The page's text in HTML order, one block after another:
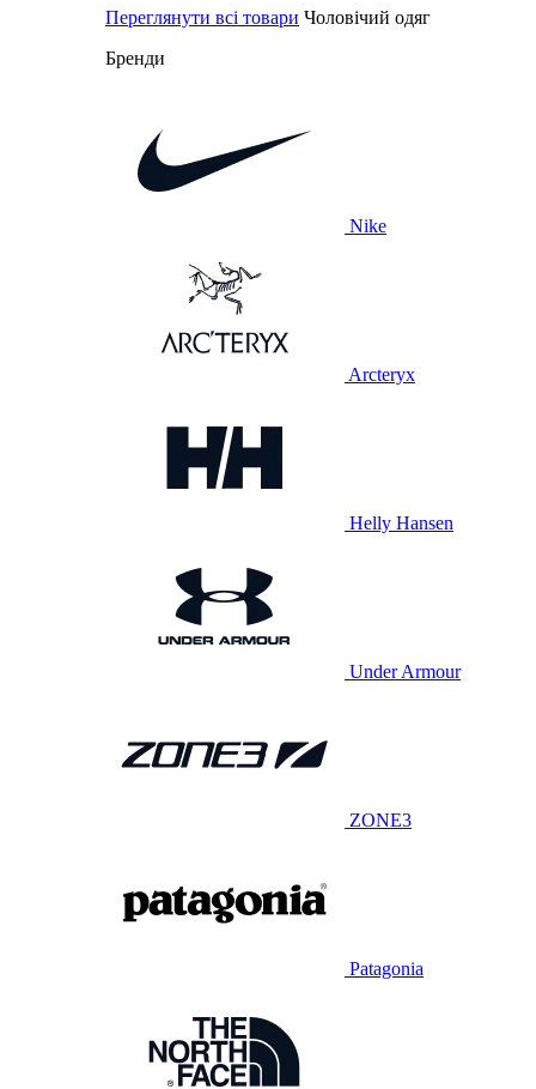
Переглянути всі товари Чоловічий одяг
Бренди
Nike
Arcteryx
Helly Hansen
Under Armour
ZONE3
Patagonia